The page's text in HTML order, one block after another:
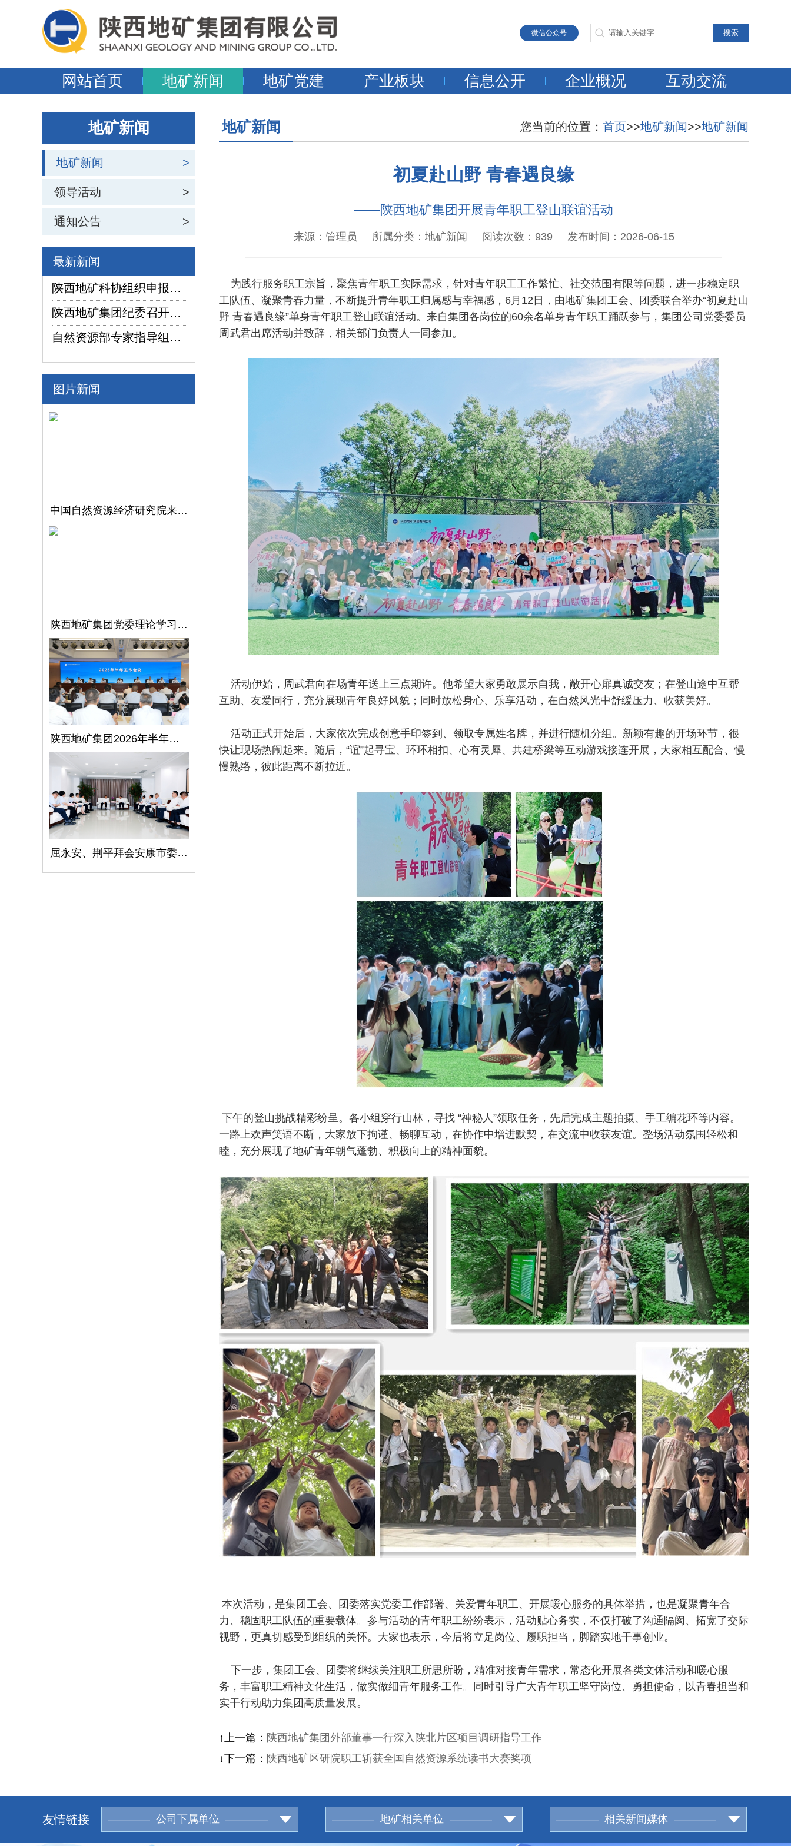
微信公众号
网站首页 地矿新闻 地矿党建 产业板块 信息公开 企业概况 互动交流
地矿新闻
地矿新闻 >
领导活动 >
通知公告 >
最新新闻
陕西地矿科协组织申报项目在2026年陕西省企业“三新三小”创新竞赛中喜获佳绩
陕西地矿集团纪委召开2026年上半年纪检监察工作座谈交流暨制度建设座谈会
自然资源部专家指导组深入陕西省镇坪县红阳萤石矿普查项目调研指导工作
图片新闻
中国自然资源经济研究院来陕西地矿集团开展调研交流
陕西地矿集团党委理论学习中心组召开第5次学习（扩大）会议
陕西地矿集团2026年半年工作会议在西安召开
屈永安、荆平拜会安康市委书记柯昌万
地矿新闻 您当前的位置： 首页>>地矿新闻>>地矿新闻
初夏赴山野 青春遇良缘
——陕西地矿集团开展青年职工登山联谊活动
来源：管理员 所属分类：地矿新闻 阅读次数：939 发布时间：2026-06-15
为践行服务职工宗旨，聚焦青年职工实际需求，针对青年职工工作繁忙、社交范围有限等问题，进一步稳定职
工队伍、凝聚青春力量，不断提升青年职工归属感与幸福感，6月12日，由地矿集团工会、团委联合举办“初夏赴山
野 青春遇良缘”单身青年职工登山联谊活动。来自集团各岗位的60余名单身青年职工踊跃参与，集团公司党委委员
周武君出席活动并致辞，相关部门负责人一同参加。
活动伊始，周武君向在场青年送上三点期许。他希望大家勇敢展示自我，敞开心扉真诚交友；在登山途中互帮
互助、友爱同行，充分展现青年良好风貌；同时放松身心、乐享活动，在自然风光中舒缓压力、收获美好。
活动正式开始后，大家依次完成创意手印签到、领取专属姓名牌，并进行随机分组。新颖有趣的开场环节，很
快让现场热闹起来。随后，“谊”起寻宝、环环相扣、心有灵犀、共建桥梁等互动游戏接连开展，大家相互配合、慢
慢熟络，彼此距离不断拉近。
下午的登山挑战精彩纷呈。各小组穿行山林，寻找 “神秘人”领取任务，先后完成主题拍摄、手工编花环等内容。
一路上欢声笑语不断，大家放下拘谨、畅聊互动，在协作中增进默契，在交流中收获友谊。整场活动氛围轻松和
睦，充分展现了地矿青年朝气蓬勃、积极向上的精神面貌。
本次活动，是集团工会、团委落实党委工作部署、关爱青年职工、开展暖心服务的具体举措，也是凝聚青年合
力、稳固职工队伍的重要载体。参与活动的青年职工纷纷表示，活动贴心务实，不仅打破了沟通隔阂、拓宽了交际
视野，更真切感受到组织的关怀。大家也表示，今后将立足岗位、履职担当，脚踏实地干事创业。
下一步，集团工会、团委将继续关注职工所思所盼，精准对接青年需求，常态化开展各类文体活动和暖心服
务，丰富职工精神文化生活，做实做细青年服务工作。同时引导广大青年职工坚守岗位、勇担使命，以青春担当和
实干行动助力集团高质量发展。
↑上一篇： 陕西地矿集团外部董事一行深入陕北片区项目调研指导工作
↓下一篇： 陕西地矿区研院职工斩获全国自然资源系统读书大赛奖项
友情链接 ———— 公司下属单位 ———— ———— 地矿相关单位 ———— ———— 相关新闻媒体 ————